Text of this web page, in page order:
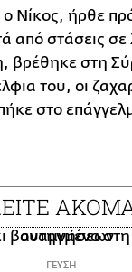
Νίκος, ήρθε
από στάσεις σε
βρέθηκε στη
του, οι
στο
ΓΕΥΣΗ